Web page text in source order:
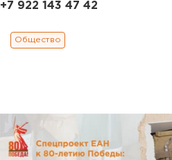
+7 922 143 47 42
Общество